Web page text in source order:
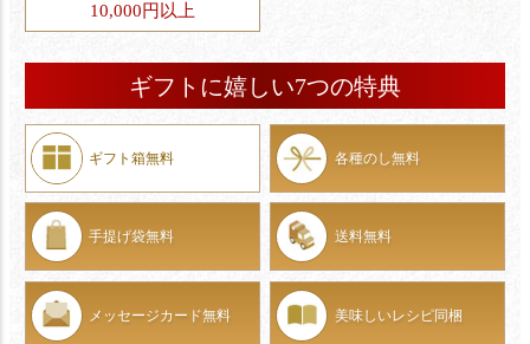
10,000円以上
ギフトに嬉しい7つの特典
ギフト箱無料 各種のし無料
手提げ袋無料 送料無料
メッセージカード無料 美味しいレシピ同梱